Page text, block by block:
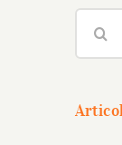
per: